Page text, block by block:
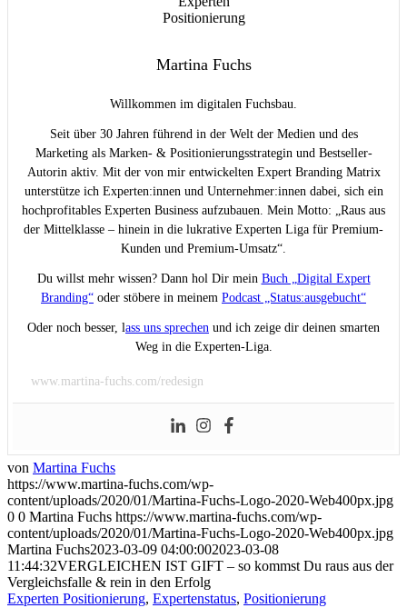
Martina Fuchs
Willkommen im digitalen Fuchsbau.
Seit über 30 Jahren führend in der Welt der Medien und des
Marketing als Marken- & Positionierungsstrategin und Bestseller-
Autorin aktiv. Mit der von mir entwickelten Expert Branding Matrix
unterstütze ich Experten:innen und Unternehmer:innen dabei, sich ein
hochprofitables Experten Business aufzubauen. Mein Motto: „Raus aus
der Mittelklasse – hinein in die lukrative Experten Liga für Premium-
Kunden und Premium-Umsatz“.
Du willst mehr wissen? Dann hol Dir mein Buch „Digital Expert
Branding“ oder stöbere in meinem Podcast „Status:ausgebucht“
Oder noch besser, lass uns sprechen und ich zeige dir deinen smarten
Weg in die Experten-Liga.
www.martina-fuchs.com/redesign
von Martina Fuchs
https://www.martina-fuchs.com/wp-
content/uploads/2020/01/Martina-Fuchs-Logo-2020-Web400px.jpg
0 0 Martina Fuchs https://www.martina-fuchs.com/wp-
content/uploads/2020/01/Martina-Fuchs-Logo-2020-Web400px.jpg
Martina Fuchs2023-03-09 04:00:002023-03-08
11:44:32VERGLEICHEN IST GIFT – so kommst Du raus aus der
Vergleichsfalle & rein in den Erfolg
Experten Positionierung, Expertenstatus, Positionierung